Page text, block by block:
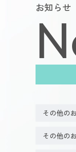
お知らせ
その他の
その他の